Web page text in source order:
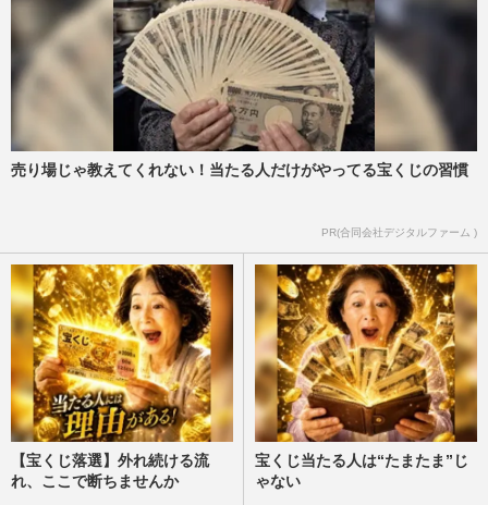
売り場じゃ教えてくれない！当たる人だけがやってる宝くじの習慣
PR(合同会社デジタルファーム )
【宝くじ落選】外れ続ける流
れ、ここで断ちませんか
宝くじ当たる人は“たまたま”じ
ゃない